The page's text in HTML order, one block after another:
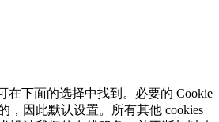
在下面的选择中找到。必要的 Cookie
，因此默认设置。所有其他 cookies